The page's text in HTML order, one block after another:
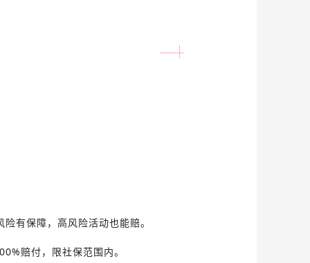
有保障，高风险活动也能赔。
赔付，限社保范围内。